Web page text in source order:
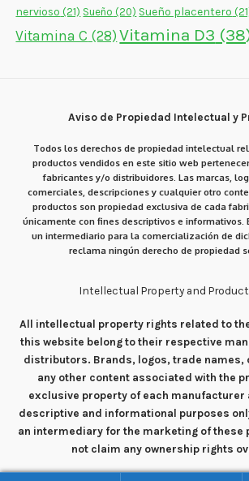
nervioso (21) Sueño (20) Sueño placentero
Vitamina C (28) Vitamina D3
Aviso de Propiedad Intelectual y
Todos los derechos de propiedad intelectual
productos vendidos en este sitio web
fabricantes y/o distribuidores. Las marcas,
comerciales, descripciones y cualquier otro
productos son propiedad exclusiva de cada
únicamente con fines descriptivos e informativos.
un intermediario para la comercialización de
reclama ningún derecho de propiedad
Intellectual Property and
All intellectual property rights related to
this website belong to their respective
distributors. Brands, logos, trade names,
any other content associated with the
exclusive property of each manufacturer
descriptive and informational purposes
an intermediary for the marketing of these
not claim any ownership rights